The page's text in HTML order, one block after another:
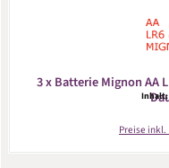
3 x Batterie Mignon AA
Inhalt:
Preise inkl.